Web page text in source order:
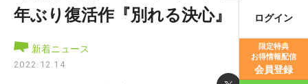
ログイン
限定特典
お得情報配信
会員登録
年ぶり復活作『別れる決心』
新着ニュース
2022.12.14